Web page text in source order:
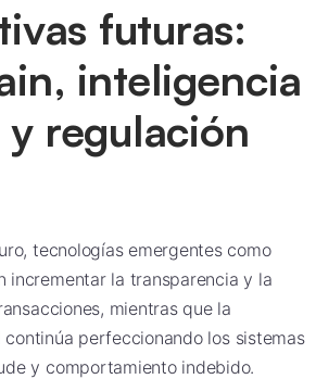
futuras:
inteligencia
regulación
tecnologías emergentes como
incrementar la transparencia y la
mientras que la
perfeccionando los sistemas
y comportamiento indebido.